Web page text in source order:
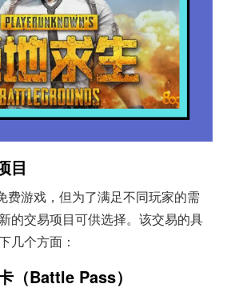
目
费游戏，但为了满足不同玩家的需
的交易项目可供选择。该交易的具
几个方面：
（Battle Pass）